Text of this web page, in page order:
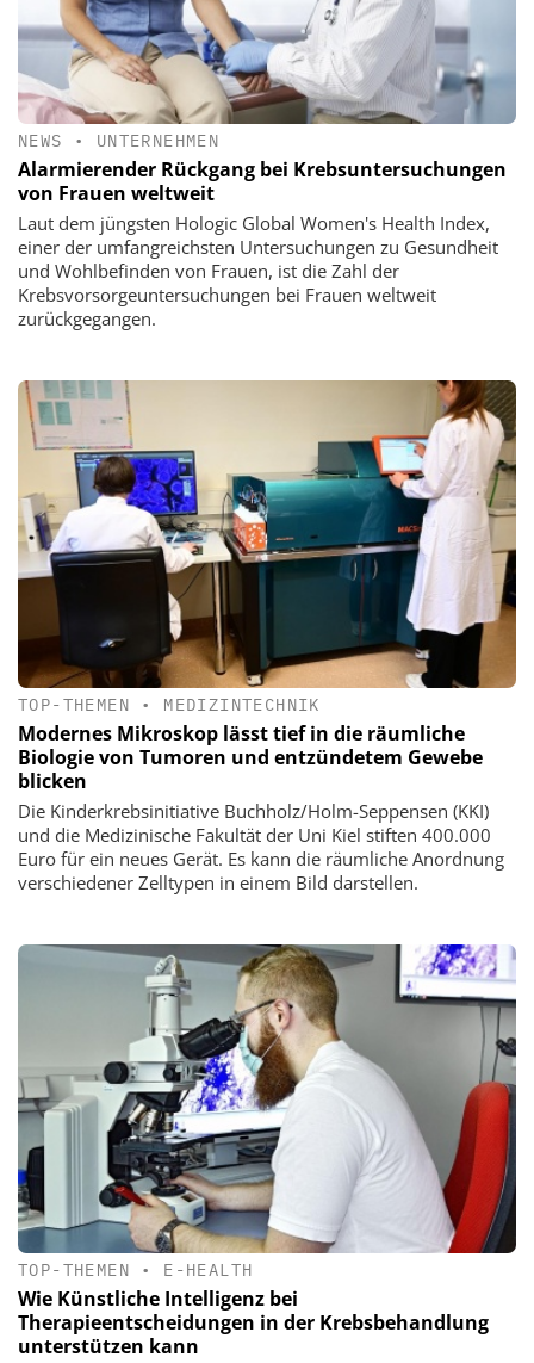
NEWS • UNTERNEHMEN
Alarmierender Rückgang bei Krebsuntersuchungen
von Frauen weltweit
Laut dem jüngsten Hologic Global Women's Health Index,
einer der umfangreichsten Untersuchungen zu Gesundheit
und Wohlbefinden von Frauen, ist die Zahl der
Krebsvorsorgeuntersuchungen bei Frauen weltweit
zurückgegangen.
TOP-THEMEN • MEDIZINTECHNIK
Modernes Mikroskop lässt tief in die räumliche
Biologie von Tumoren und entzündetem Gewebe
blicken
Die Kinderkrebsinitiative Buchholz/Holm-Seppensen (KKI)
und die Medizinische Fakultät der Uni Kiel stiften 400.000
Euro für ein neues Gerät. Es kann die räumliche Anordnung
verschiedener Zelltypen in einem Bild darstellen.
TOP-THEMEN • E-HEALTH
Wie Künstliche Intelligenz bei
Therapieentscheidungen in der Krebsbehandlung
unterstützen kann